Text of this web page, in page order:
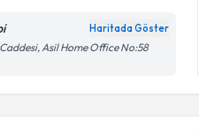
Haritada Göster
Asil Home Office No:58